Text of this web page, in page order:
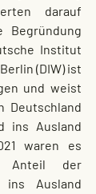
darauf
Begründung
Institut
(DIW) ist
und weist
Deutschland
ins Ausland
waren es
Anteil der
ins Ausland